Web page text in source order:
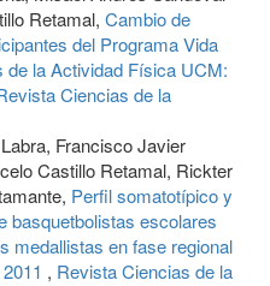
Retamal, Cambio de
del Programa Vida
de la Actividad Física UCM:
Ciencias de la
Francisco Javier
Castillo Retamal, Rickter
Perfil somatotípico y
basquetbolistas escolares
medallistas en fase regional
, Revista Ciencias de la